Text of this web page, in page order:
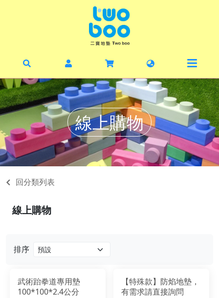
暑
線
毛
丹
線上購物
回分類列表
排序
武術跆拳道專用墊
100*100*2.4公分
【特殊款】防焰地墊，
有需求請直接詢問
線上購物